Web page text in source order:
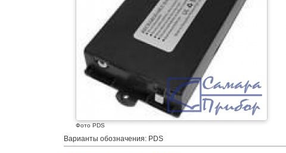
Фото PDS
Варианты обозначения: PDS